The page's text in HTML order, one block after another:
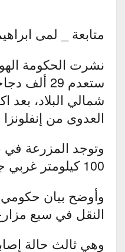
متابعة _ لمى
نشرت الحكومة
ستعدم 29
شمالي البلاد،
العدوى من
وتوجد المزرعة في
100 كيلومتر غربي جرونينجن.
وأوضح بيان
النقل في سبع
وهي ثالث حالة